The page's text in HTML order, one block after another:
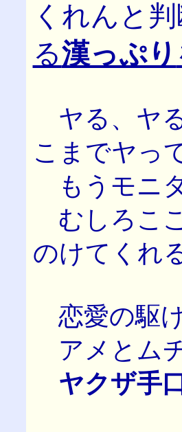
くれんと
る漢っぷり
ヤる、ヤ
こまでヤっ
もうモニ
むしろこ
のけてくれ
恋愛の駆
アメとム
ヤクザ手